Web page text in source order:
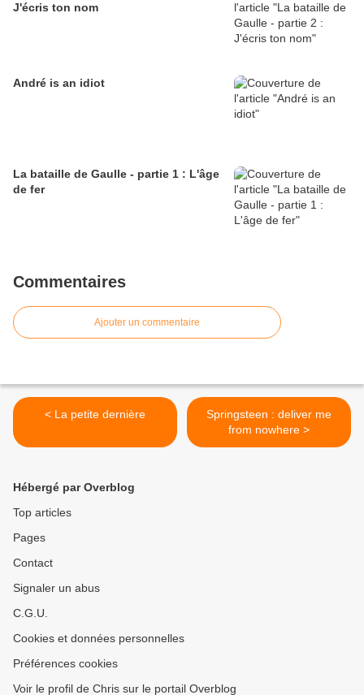
J'écris ton nom
André is an idiot
La bataille de Gaulle - partie 1 : L'âge
de fer
Commentaires
Ajouter un commentaire
< La petite dernière
Springsteen : deliver me
from nowhere >
Hébergé par Overblog
Top articles
Pages
Contact
Signaler un abus
C.G.U.
Cookies et données personnelles
Préférences cookies
Voir le profil de Chris sur le portail Overblog